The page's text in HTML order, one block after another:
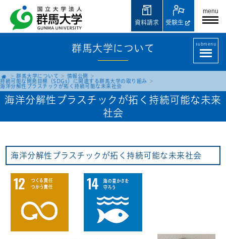
menu
受験生
資料請求
群馬大学について submenu
群馬大学について
情報公開
持続可能な開発目標（SDGs）に関連する群馬大学の取り組み
海洋分解性プラスチックが拓く持続可能な未来社会
海洋分解性プラスチックが拓く持続可能な未来
社会
海洋分解性プラスチックが拓く持続可能な未来社会